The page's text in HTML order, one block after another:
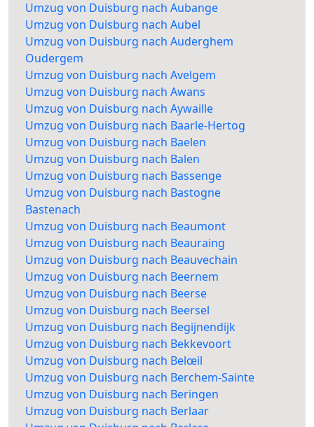
Umzug von Duisburg nach Aubange
Umzug von Duisburg nach Aubel
Umzug von Duisburg nach Auderghem
Oudergem
Umzug von Duisburg nach Avelgem
Umzug von Duisburg nach Awans
Umzug von Duisburg nach Aywaille
Umzug von Duisburg nach Baarle-Hertog
Umzug von Duisburg nach Baelen
Umzug von Duisburg nach Balen
Umzug von Duisburg nach Bassenge
Umzug von Duisburg nach Bastogne
Bastenach
Umzug von Duisburg nach Beaumont
Umzug von Duisburg nach Beauraing
Umzug von Duisburg nach Beauvechain
Umzug von Duisburg nach Beernem
Umzug von Duisburg nach Beerse
Umzug von Duisburg nach Beersel
Umzug von Duisburg nach Begijnendijk
Umzug von Duisburg nach Bekkevoort
Umzug von Duisburg nach Belœil
Umzug von Duisburg nach Berchem-Sainte
Umzug von Duisburg nach Beringen
Umzug von Duisburg nach Berlaar